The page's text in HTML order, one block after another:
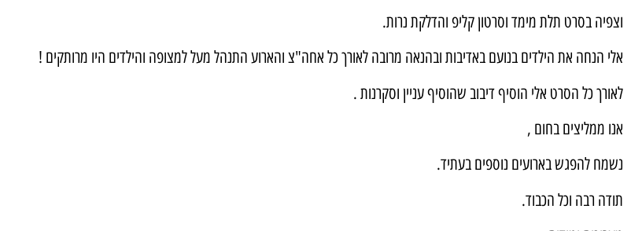
וצפיה בסרט תלת מימד וסרטון קליפ והדלקת נרות.
אלי הנחה את הילדים בנועם באדיבות ובהנאה מרובה לאורך כל אחה"צ והארוע התנהל מעל למצופה והילדים היו מרותקים !
לאורך כל הסרט אלי הוסיף דיבוב שהוסיף עניין וסקרנות .
אנו ממליצים בחום ,
נשמח להפגש בארועים נוספים בעתיד.
תודה רבה וכל הכבוד.